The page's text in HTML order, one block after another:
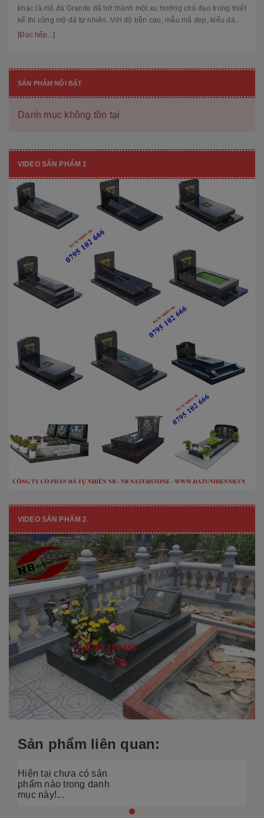
khác là mộ đá Granite đã trở thành một xu hướng chủ đạo trong thiết
kế thi công mộ đá tự nhiên. Với độ bền cao, mẫu mã đẹp, kiểu dáng
hiệ...
[Đọc tiếp...]
SẢN PHẨM NỔI BẬT
Danh mục không tồn tại
VIDEO SẢN PHẨM 1
VIDEO SẢN PHẨM 2
Sản phẩm liên quan:
Hiện tại chưa có sản
phẩm nào trong danh
mục này!...